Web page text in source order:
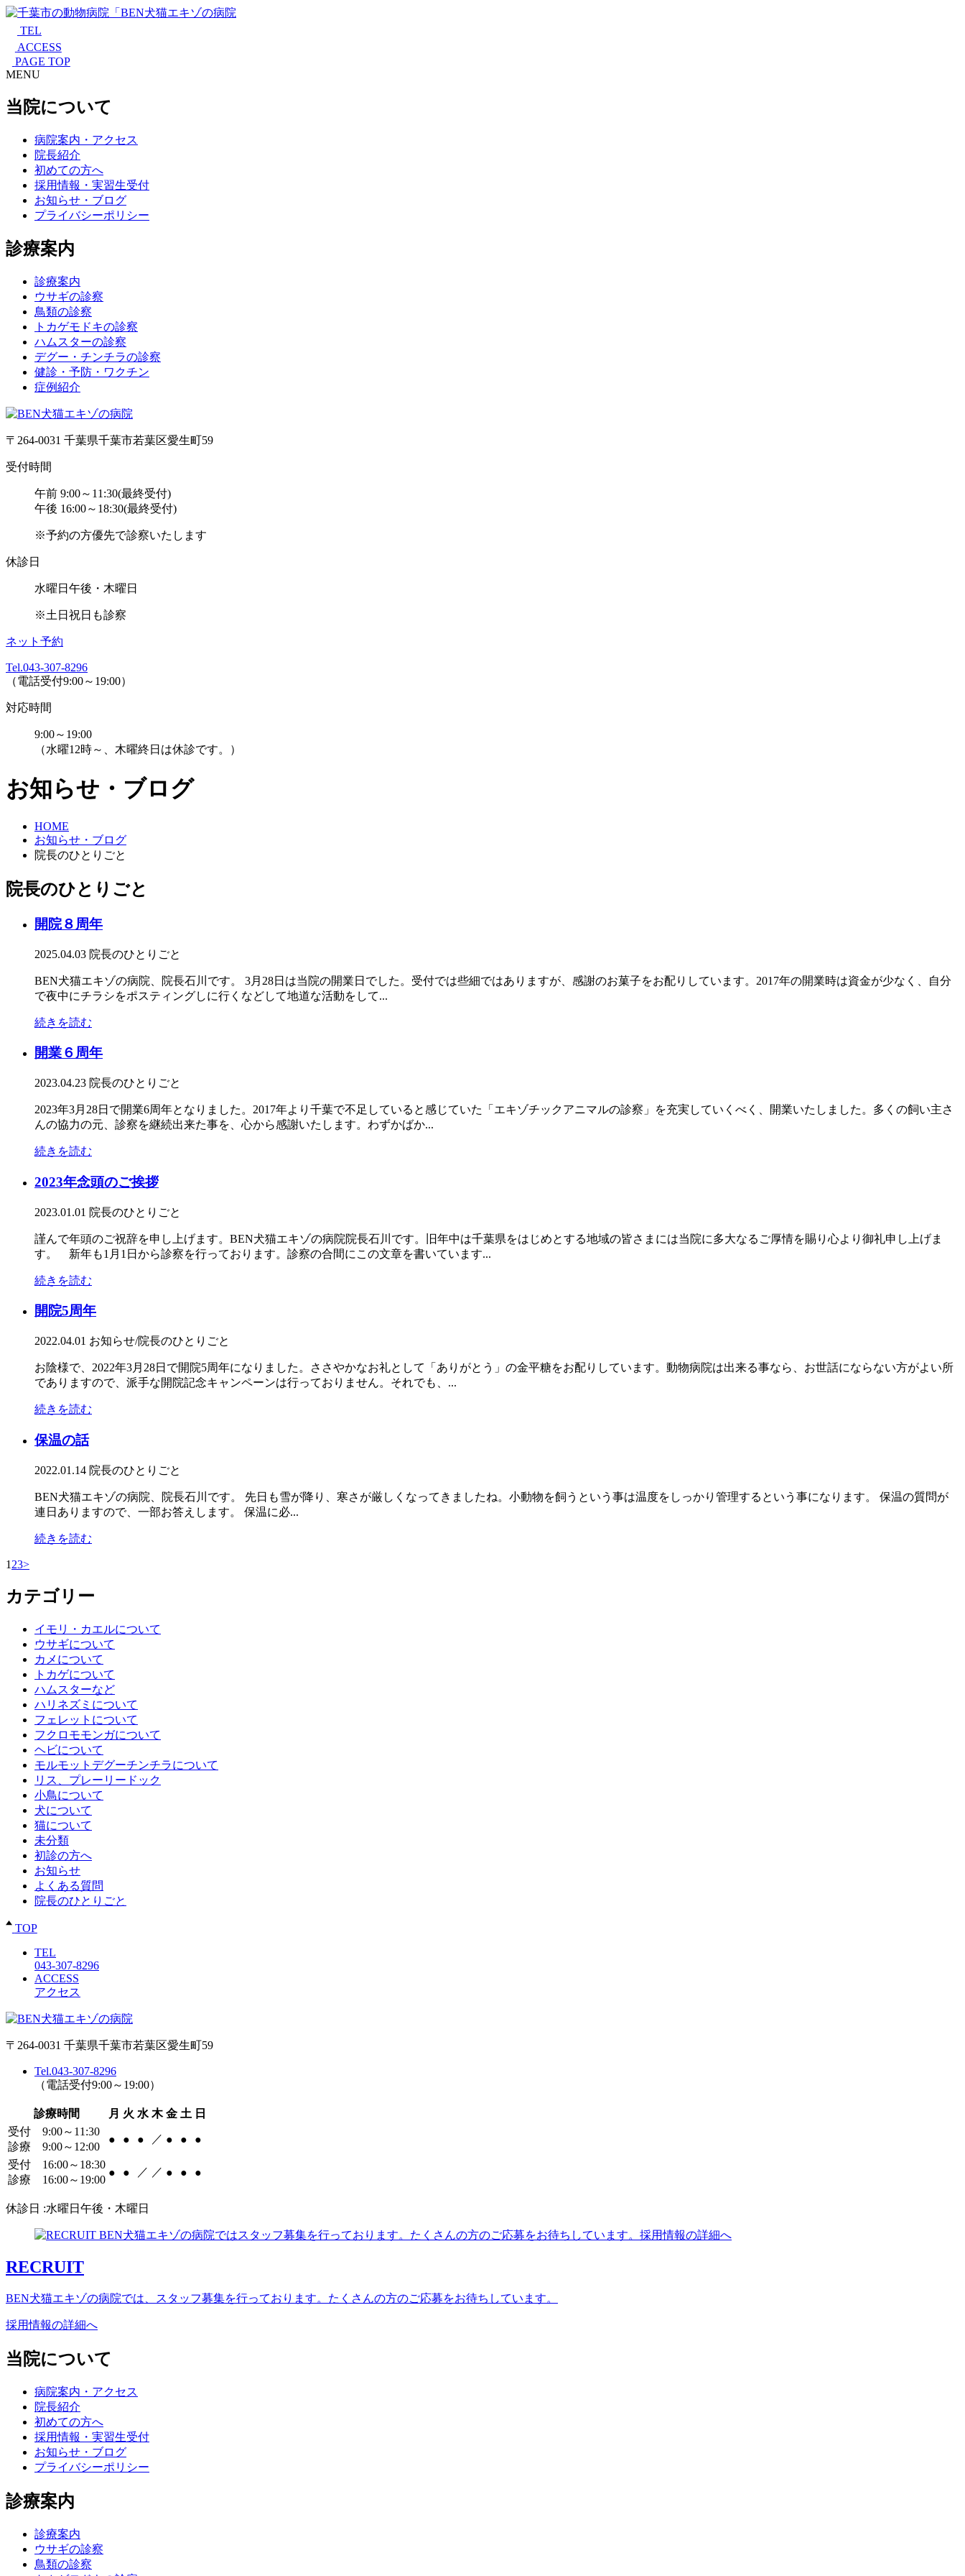
TEL
ACCESS
PAGE TOP
MENU
当院について
病院案内・アクセス
院長紹介
初めての方へ
採用情報・実習生受付
お知らせ・ブログ
プライバシーポリシー
診療案内
診療案内
ウサギの診察
鳥類の診察
トカゲモドキの診察
ハムスターの診察
デグー・チンチラの診察
健診・予防・ワクチン
症例紹介
〒264-0031 千葉県千葉市若葉区愛生町59
受付時間
午前 9:00～11:30(最終受付)
午後 16:00～18:30(最終受付)
※予約の方優先で診察いたします
休診日
水曜日午後・木曜日
※土日祝日も診察
ネット予約
Tel.043-307-8296
（電話受付9:00～19:00）
対応時間
9:00～19:00
（水曜12時～、木曜終日は休診です。）
お知らせ・ブログ
HOME
お知らせ・ブログ
院長のひとりごと
院長のひとりごと
開院８周年
2025.04.03 院長のひとりごと
BEN犬猫エキゾの病院、院長石川です。 3月28日は当院の開業日でした。受付では些細ではありますが、感謝のお菓子をお配りしています。2017年の開業時は資金が少なく、自分
で夜中にチラシをポスティングしに行くなどして地道な活動をして...
続きを読む
開業６周年
2023.04.23 院長のひとりごと
2023年3月28日で開業6周年となりました。2017年より千葉で不足していると感じていた「エキゾチックアニマルの診察」を充実していくべく、開業いたしました。多くの飼い主さ
んの協力の元、診察を継続出来た事を、心から感謝いたします。わずかばか...
続きを読む
2023年念頭のご挨拶
2023.01.01 院長のひとりごと
謹んで年頭のご祝辞を申し上げます。BEN犬猫エキゾの病院院長石川です。旧年中は千葉県をはじめとする地域の皆さまには当院に多大なるご厚情を賜り心より御礼申し上げま
す。 新年も1月1日から診察を行っております。診察の合間にこの文章を書いています...
続きを読む
開院5周年
2022.04.01 お知らせ/院長のひとりごと
お陰様で、2022年3月28日で開院5周年になりました。ささやかなお礼として「ありがとう」の金平糖をお配りしています。動物病院は出来る事なら、お世話にならない方がよい所
でありますので、派手な開院記念キャンペーンは行っておりません。それでも、...
続きを読む
保温の話
2022.01.14 院長のひとりごと
BEN犬猫エキゾの病院、院長石川です。 先日も雪が降り、寒さが厳しくなってきましたね。小動物を飼うという事は温度をしっかり管理するという事になります。 保温の質問が
連日ありますので、一部お答えします。 保温に必...
続きを読む
1 23>
カテゴリー
イモリ・カエルについて
ウサギについて
カメについて
トカゲについて
ハムスターなど
ハリネズミについて
フェレットについて
フクロモモンガについて
ヘビについて
モルモットデグーチンチラについて
リス、プレーリードック
小鳥について
犬について
猫について
未分類
初診の方へ
お知らせ
よくある質問
院長のひとりごと
TOP
TEL
043-307-8296
ACCESS
アクセス
〒264-0031 千葉県千葉市若葉区愛生町59
Tel.043-307-8296
（電話受付9:00～19:00）
診療時間 月 火 水 木 金 土 日
受付 9:00～11:30
診療 9:00～12:00
● ● ● ／ ● ● ●
受付 16:00～18:30
診療 16:00～19:00
● ● ／ ／ ● ● ●
休診日 :水曜日午後・木曜日
RECRUIT
BEN犬猫エキゾの病院では、スタッフ募集を行っております。たくさんの方のご応募をお待ちしています。
採用情報の詳細へ
当院について
病院案内・アクセス
院長紹介
初めての方へ
採用情報・実習生受付
お知らせ・ブログ
プライバシーポリシー
診療案内
診療案内
ウサギの診察
鳥類の診察